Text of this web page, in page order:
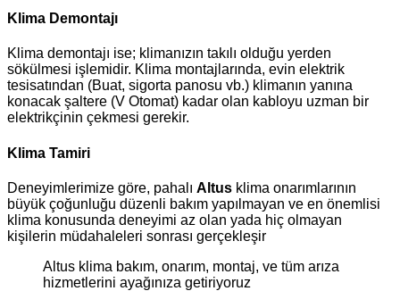
Klima Demontajı
Klima demontajı ise; klimanızın takılı olduğu yerden
sökülmesi işlemidir. Klima montajlarında, evin elektrik
tesisatından (Buat, sigorta panosu vb.) klimanın yanına
konacak şaltere (V Otomat) kadar olan kabloyu uzman bir
elektrikçinin çekmesi gerekir.
Klima Tamiri
Deneyimlerimize göre, pahalı Altus klima onarımlarının
büyük çoğunluğu düzenli bakım yapılmayan ve en önemlisi
klima konusunda deneyimi az olan yada hiç olmayan
kişilerin müdahaleleri sonrası gerçekleşir
Altus klima bakım, onarım, montaj, ve tüm arıza
hizmetlerini ayağınıza getiriyoruz